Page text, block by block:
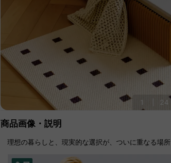
1 24
商品画像・説明
理想の暮らしと、現実的な選択が、ついに重なる場所